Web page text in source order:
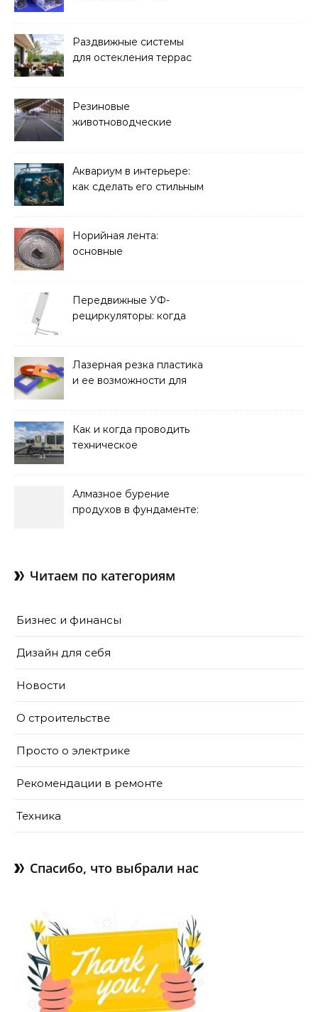
Раздвижные системы
для остекления террас
Резиновые
животноводческие
решать
Аквариум в интерьере:
как сделать его стильным
Норийная лента:
основные
и советы по выбору
Передвижные УФ-
рециркуляторы: когда
Лазерная резка пластика
и ее возможности для
Как и когда проводить
техническое
Алмазное бурение
продухов в фундаменте:
Читаем по категориям
Бизнес и финансы
Дизайн для себя
Новости
О строительстве
Просто о электрике
Рекомендации в ремонте
Техника
Спасибо, что выбрали нас